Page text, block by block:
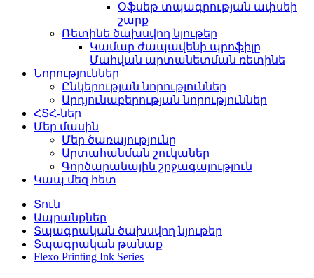
Օֆսեթ տպագրության ափսեի
շարք
Ռետինե ծախսվող նյութեր
Կամար ժապավենի պրոֆիլը
Մահվան արտանետման ռետինե
Նորություններ
Ընկերության նորություններ
Արդյունաբերության նորություններ
ՀՏՀ-ներ
Մեր մասին
Մեր ծառայությունը
Արտահանման շուկաներ
Գործարանային շրջագայություն
Կապ մեզ հետ
Տուն
Ապրանքներ
Տպագրական ծախսվող նյութեր
Տպագրական թանաք
Flexo Printing Ink Series